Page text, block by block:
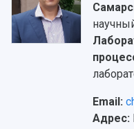
Email:
Адрес: